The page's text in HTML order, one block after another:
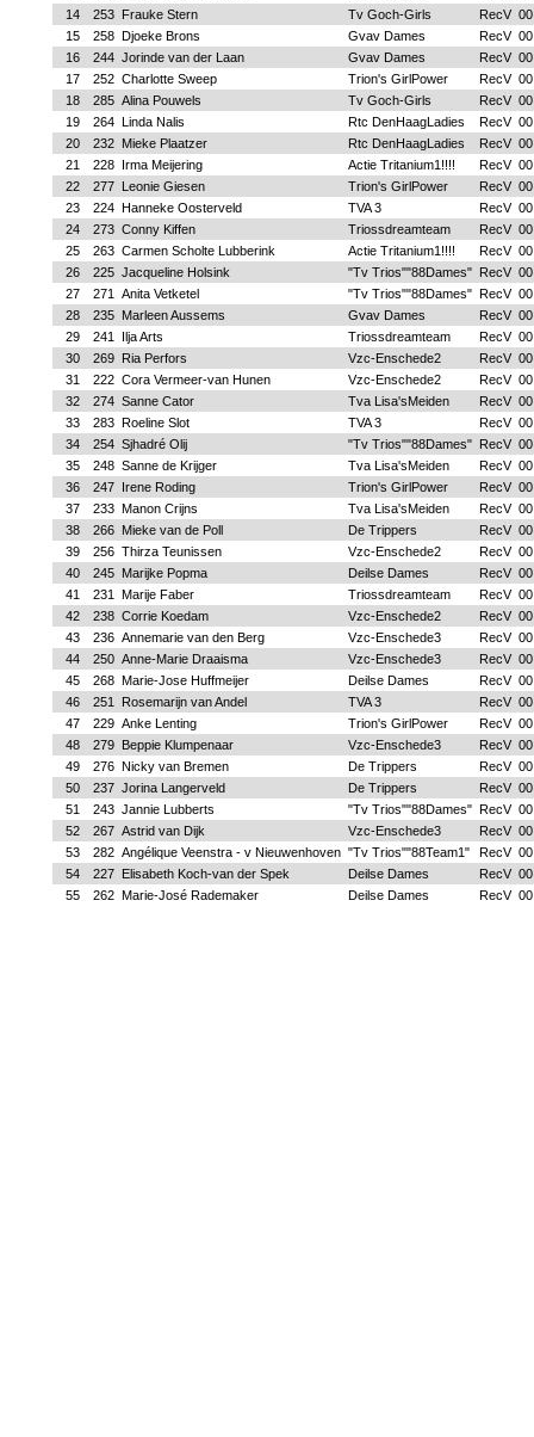
14
253 Frauke Stern Tv Goch-Girls RecV
15
258 Djoeke Brons Gvav Dames RecV
16
244 Jorinde van der Laan Gvav Dames RecV
17
252 Charlotte Sweep Trion's GirlPower RecV
18
285 Alina Pouwels Tv Goch-Girls RecV
19
264 Linda Nalis Rtc DenHaagLadies RecV
20
232 Mieke Plaatzer Rtc DenHaagLadies RecV
21
228 Irma Meijering Actie Tritanium1!!!! RecV
22
277 Leonie Giesen Trion's GirlPower RecV
23
224 Hanneke Oosterveld TVA 3 RecV
24
273 Conny Kiffen Triossdreamteam RecV
25
263 Carmen Scholte Lubberink Actie Tritanium1!!!! RecV
26
225 Jacqueline Holsink "Tv Trios""88Dames" RecV
27
271 Anita Vetketel "Tv Trios""88Dames" RecV
28
235 Marleen Aussems Gvav Dames RecV
29
241 Ilja Arts Triossdreamteam RecV
30
269 Ria Perfors Vzc-Enschede2 RecV
31
222 Cora Vermeer-van Hunen Vzc-Enschede2 RecV
32
274 Sanne Cator Tva Lisa'sMeiden RecV
33
283 Roeline Slot TVA 3 RecV
34
254 Sjhadré Olij "Tv Trios""88Dames" RecV
35
248 Sanne de Krijger Tva Lisa'sMeiden RecV
36
247 Irene Roding Trion's GirlPower RecV
37
233 Manon Crijns Tva Lisa'sMeiden RecV
38
266 Mieke van de Poll De Trippers RecV
39
256 Thirza Teunissen Vzc-Enschede2 RecV
40
245 Marijke Popma Deilse Dames RecV
41
231 Marije Faber Triossdreamteam RecV
42
238 Corrie Koedam Vzc-Enschede2 RecV
43
236 Annemarie van den Berg Vzc-Enschede3 RecV
44
250 Anne-Marie Draaisma Vzc-Enschede3 RecV
45
268 Marie-Jose Huffmeijer Deilse Dames RecV
46
251 Rosemarijn van Andel TVA 3 RecV
47
229 Anke Lenting Trion's GirlPower RecV
48
279 Beppie Klumpenaar Vzc-Enschede3 RecV
49
276 Nicky van Bremen De Trippers RecV
50
237 Jorina Langerveld De Trippers RecV
51
243 Jannie Lubberts "Tv Trios""88Dames" RecV
52
267 Astrid van Dijk Vzc-Enschede3 RecV
53
282 Angélique Veenstra - v Nieuwenhoven "Tv Trios""88Team1" RecV
54
227 Elisabeth Koch-van der Spek Deilse Dames RecV
55
262 Marie-José Rademaker Deilse Dames RecV